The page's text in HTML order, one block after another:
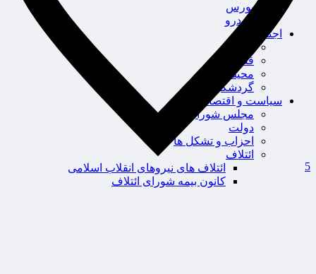
بورس
خودرو
اجتماعی
سلامت
قضایی
محیط زیست
گردشگری
سیاست و اقتصاد
مجلس شورای اسلامی
دولت
احزاب و تشکل ها
ائتلاف
ائتلاف های نیروهای انقلاب اسلامی
کانون بیمه شورای ائتلاف
5